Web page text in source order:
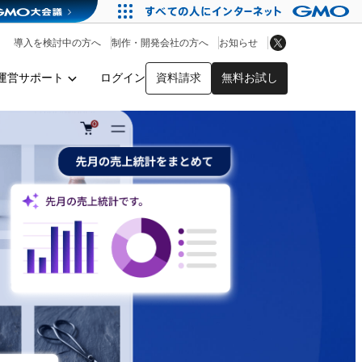
営サポート ログイン 資料請求 無料お試し
導入を検討中の方へ 制作・開発会社の方へ お知らせ
アプリストア